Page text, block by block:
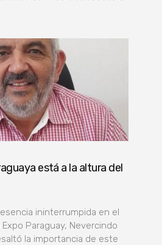
está a la altura del
ininterrumpida en el
Paraguay, Nevercindo
la importancia de este